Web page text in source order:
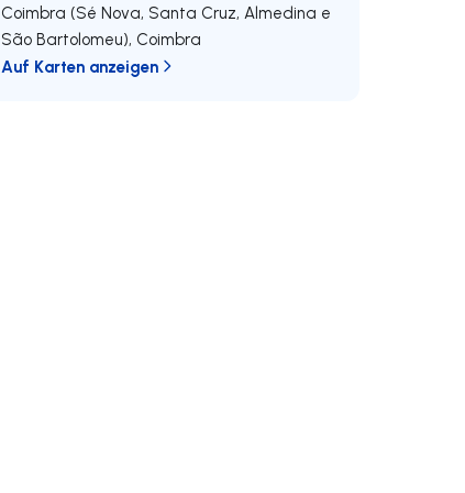
Coimbra (Sé Nova, Santa Cruz, Almedina e
São Bartolomeu), Coimbra
Auf Karten anzeigen